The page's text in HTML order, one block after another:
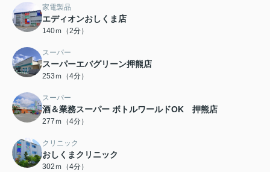
家電製品
エディオンおしくま店
140ｍ（2分）
スーパー
スーパーエバグリーン押熊店
253ｍ（4分）
スーパー
酒＆業務スーパー ボトルワールドOK 押熊店
277ｍ（4分）
クリニック
おしくまクリニック
302ｍ（4分）